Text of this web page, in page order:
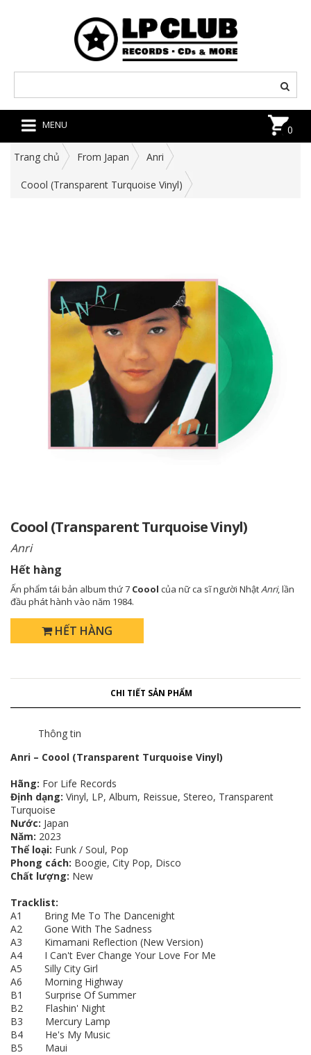
MENU 0
Trang chủ From Japan Anri
Coool (Transparent Turquoise Vinyl)
Coool (Transparent Turquoise Vinyl)
Anri
Hết hàng
Ấn phẩm tái bản album thứ 7 Coool của nữ ca sĩ người NhậtAnri, lần
đầu phát hành vào năm 1984.
HẾT HÀNG
CHI TIẾT SẢN PHẨM
Thông tin
Anri – Coool (Transparent Turquoise Vinyl)
Hãng: For Life Records
Định dạng: Vinyl, LP, Album, Reissue, Stereo, Transparent
Turquoise
Nước: Japan
Năm: 2023
Thể loại: Funk / Soul, Pop
Phong cách: Boogie, City Pop, Disco
Chất lượng: New
Tracklist:
A1 Bring Me To The Dancenight
A2 Gone With The Sadness
A3 Kimamani Reflection (New Version)
A4 I Can't Ever Change Your Love For Me
A5 Silly City Girl
A6 Morning Highway
B1 Surprise Of Summer
B2 Flashin' Night
B3 Mercury Lamp
B4 He's My Music
B5 Maui